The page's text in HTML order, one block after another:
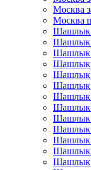
Москва
Москва
Шашлык
Шашлык
Шашлык
Шашлык
Шашлык
Шашлык
Шашлык
Шашлык
Шашлык
Шашлык
Шашлык
Шашлык
Шашлык